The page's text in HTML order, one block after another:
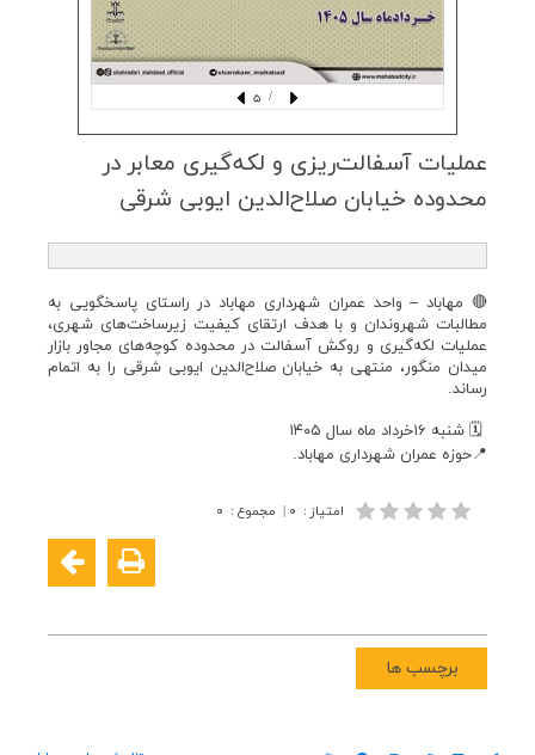
/ 5
عملیات آسفالت‌ریزی و لكه‌گیری معابر در
محدوده خیابان صلاح‌الدین ایوبی شرقی
🔴 مهاباد – واحد عمران شهرداری مهاباد در راستای پاسخگویی به
مطالبات شهروندان و با هدف ارتقای کیفیت زیرساخت‌های شهری،
عملیات لکه‌گیری و روکش آسفالت در محدوده کوچه‌های مجاور بازار
میدان منگور، منتهی به خیابان صلاح‌الدین ایوبی شرقی را به اتمام
رساند.
🗓 شنبه ۱۶خرداد ماە سال ۱۴۰۵
📍حوزه عمران شهرداری مهاباد.
امتیاز : ۰ | مجموع : ۰
برچسب ها